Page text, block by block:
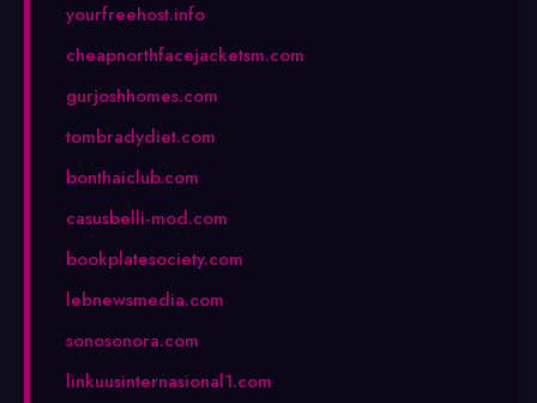
yourfreehost.info
cheapnorthfacejacketsm.com
gurjoshhomes.com
tombradydiet.com
bonthaiclub.com
casusbelli-mod.com
bookplatesociety.com
lebnewsmedia.com
sonosonora.com
linkuusinternasional1.com